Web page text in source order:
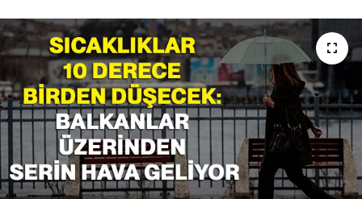
11:11 MANŞET